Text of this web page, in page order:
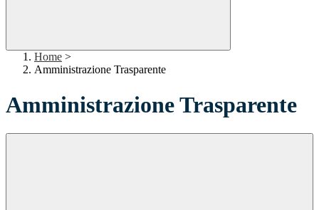
Home >
Amministrazione Trasparente
Amministrazione Trasparente